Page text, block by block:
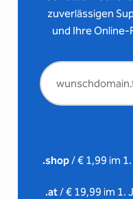
zuverlässigen
und Ihre
.shop/ € 1,99 im
.at/ € 19,99 im 1.